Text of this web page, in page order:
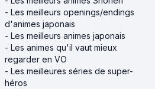
- Les meilleurs openings/endings
d'animes japonais
- Les meilleurs animes japonais
- Les animes qu'il vaut mieux
regarder en VO
- Les meilleures séries de super-
héros